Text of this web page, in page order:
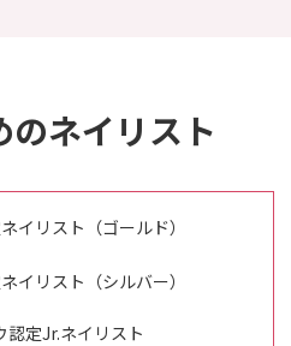
のネイリスト
イリスト（ゴールド）
イリスト（シルバー）
認定Jr.ネイリスト